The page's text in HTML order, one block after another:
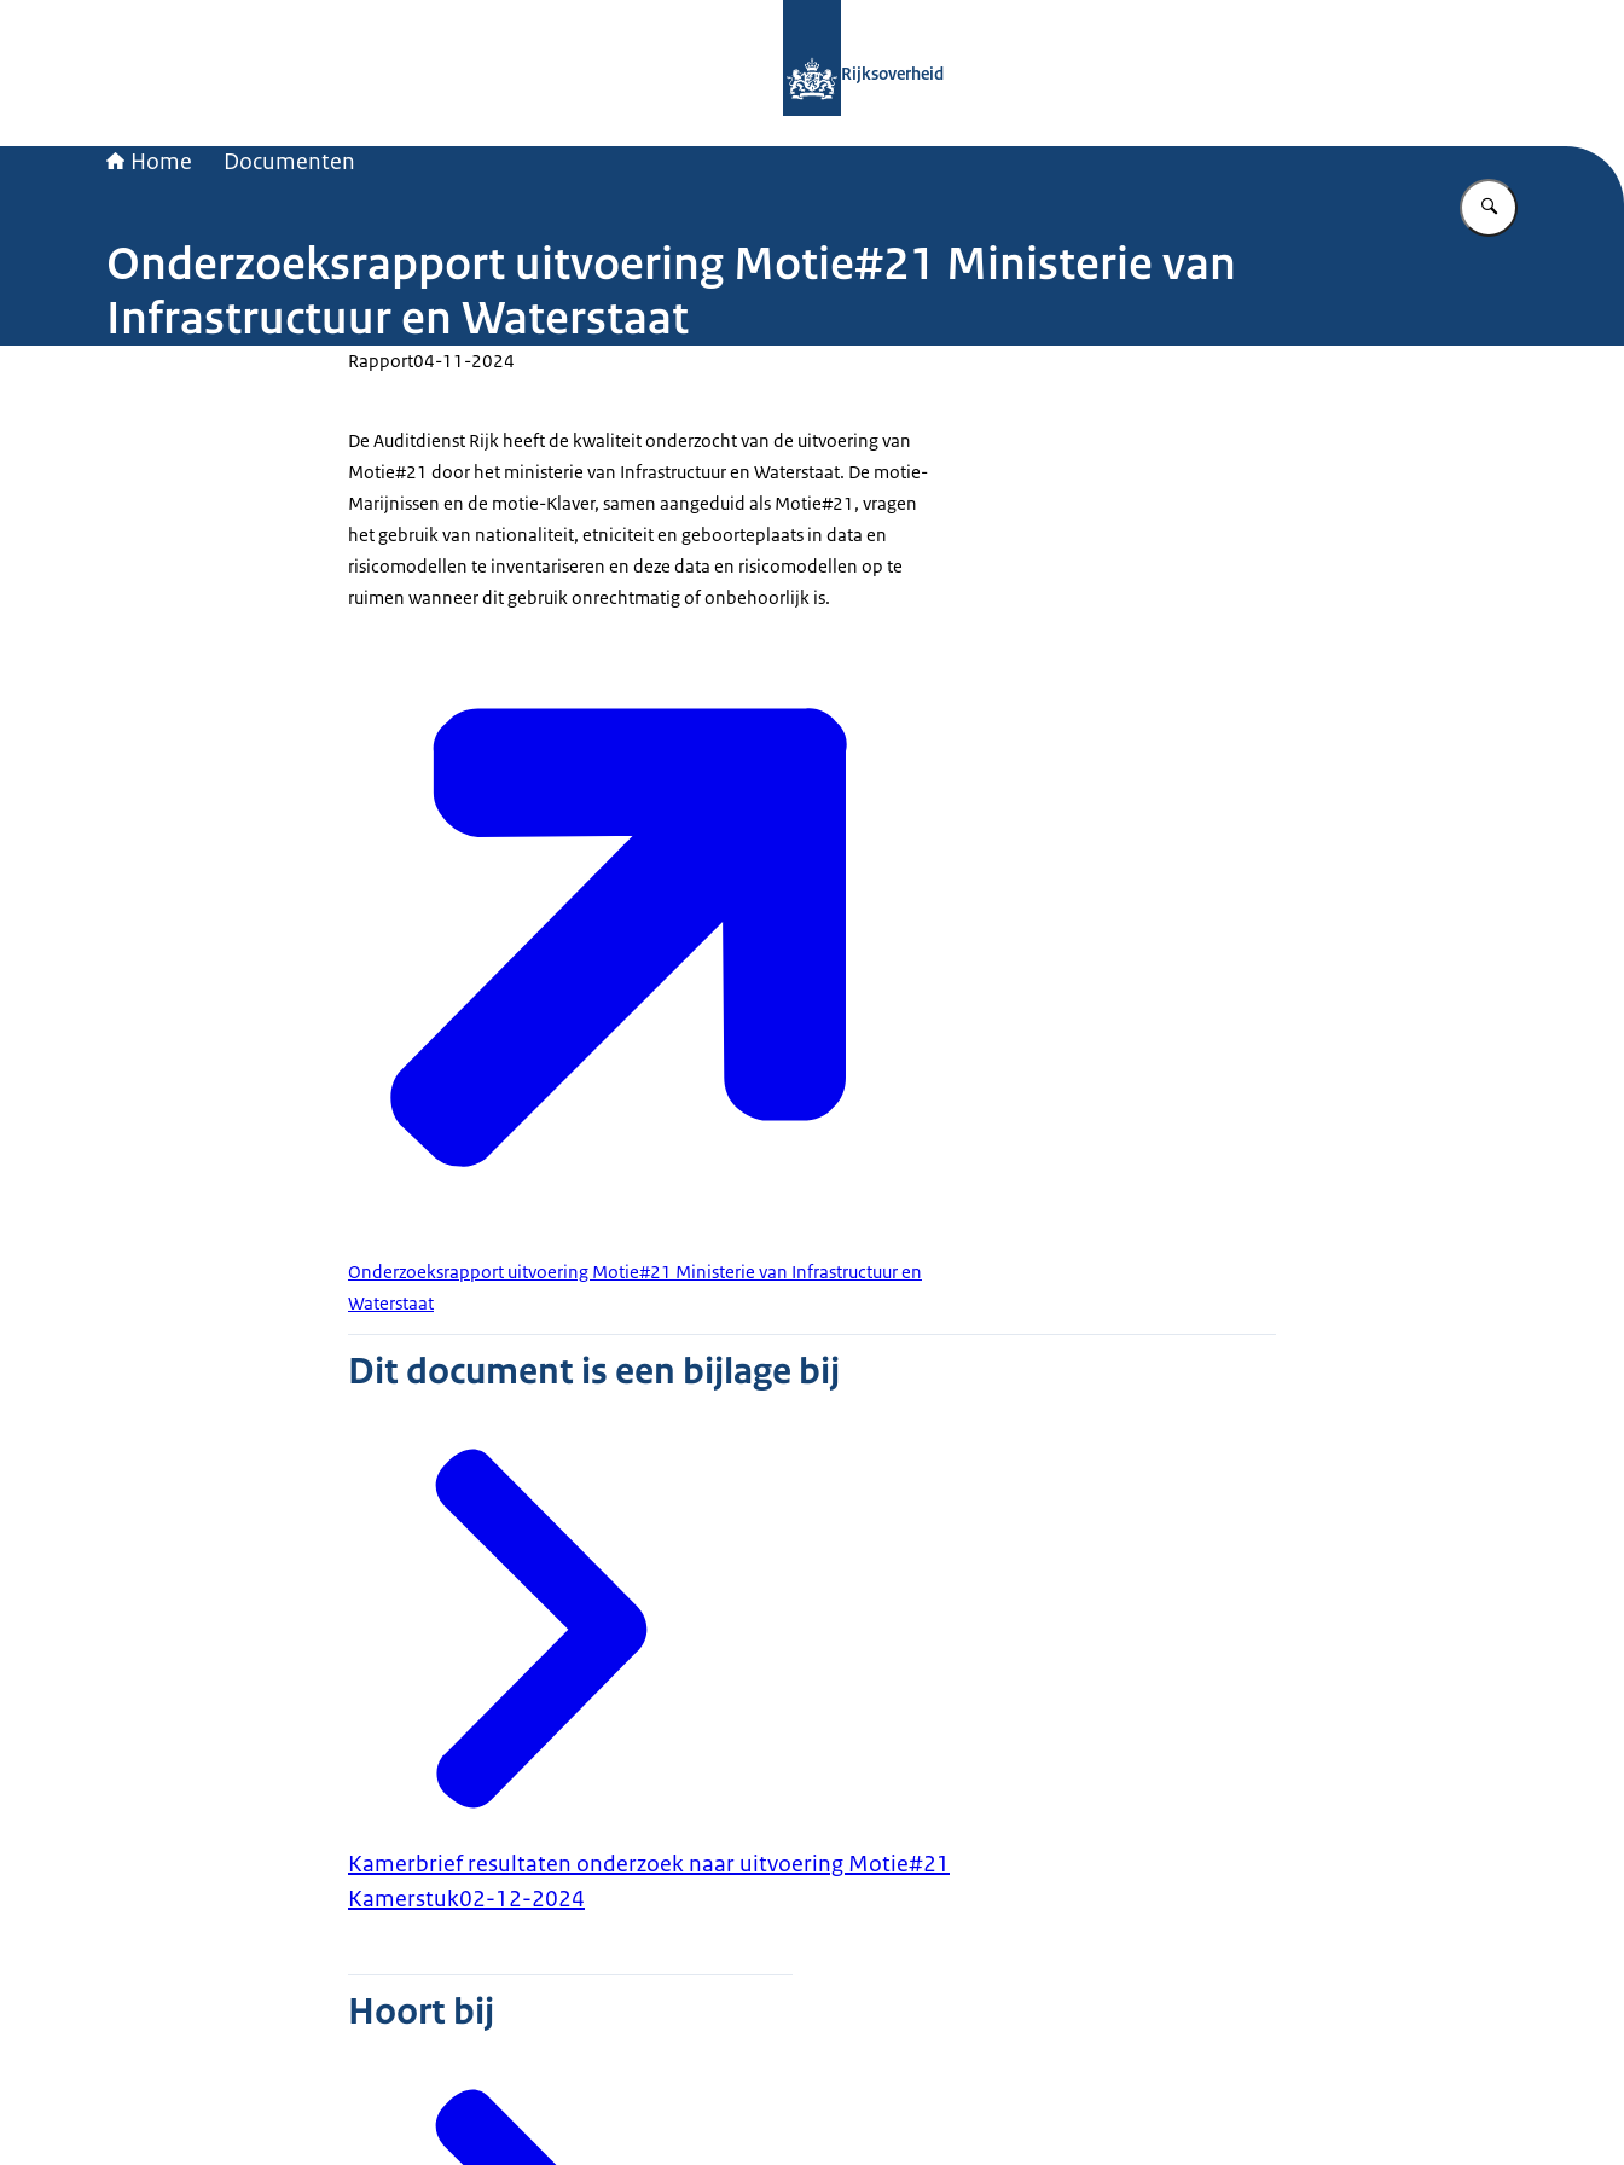
Rijksoverheid
Home Documenten
Vul in wat u
Onderzoeksrapport uitvoering Motie#21 Ministerie van
Infrastructuur en Waterstaat
Rapport04-11-2024
De Auditdienst Rijk heeft de kwaliteit onderzocht van de uitvoering van
Motie#21 door het ministerie van Infrastructuur en Waterstaat. De motie-
Marijnissen en de motie-Klaver, samen aangeduid als Motie#21, vragen
het gebruik van nationaliteit, etniciteit en geboorteplaats in data en
risicomodellen te inventariseren en deze data en risicomodellen op te
ruimen wanneer dit gebruik onrechtmatig of onbehoorlijk is.
Onderzoeksrapport uitvoering Motie#21 Ministerie van Infrastructuur en
Waterstaat
Dit document is een bijlage bij
Kamerbrief resultaten onderzoek naar uitvoering Motie#21
Kamerstuk02-12-2024
Hoort bij